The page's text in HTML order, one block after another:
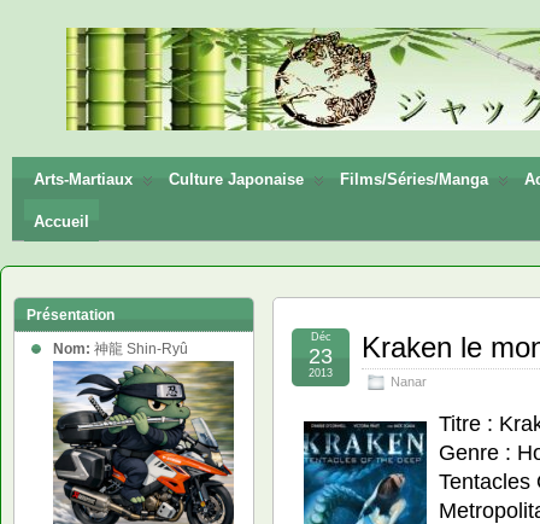
神龍
Shin-
Ryū
Arts-Martiaux Culture Japonaise Films/Séries/Manga
Accueil
Kraken le
Nanar
Déc
23
2013
Titre :
Genre :
Tentacles
Présentation
Nom: 神龍 Shin-Ryû